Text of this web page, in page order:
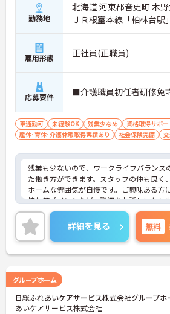
勤務地
北海道 河東郡音更町 木
ＪＲ根室本線「柏林台駅
雇用形態 正社員(正職員)
応募要件 ■介護職員初任者研修免
車通勤可 未経験OK 残業少なめ 資格取得サポー
産休･育休･介護休暇取得実績あり
社会保険完備
残業も少ないので、ワークライフバランス
た働き方ができます。スタッフの仲も良く
ホームな雰囲気が自慢です。ご興味ある方
接対策ポイントなど、詳細をお話しいたし
お気軽にご相談ください。
詳細を見る 無料
グループホーム
日総ふれあいケアサービス株式会社グループホ
あいケアサービス株式会社